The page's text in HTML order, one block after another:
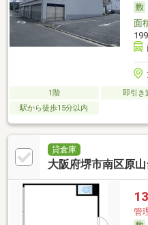
面
1階 即引き
駅から徒歩15分以内
貸倉庫
大阪府堺市南区原
管